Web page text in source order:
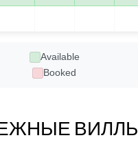
Available
Booked
ВИЛЛЫ